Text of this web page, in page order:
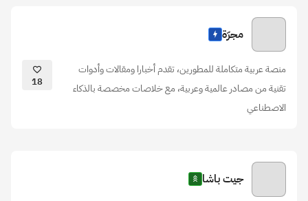
مجرّة
منصة عربية متكاملة للمطورين، تقدم أخبارا ومقالات وأدوات
تقنية من مصادر عالمية وعربية، مع خلاصات مخصصة بالذكاء
الاصطناعي
18
جيت باشا